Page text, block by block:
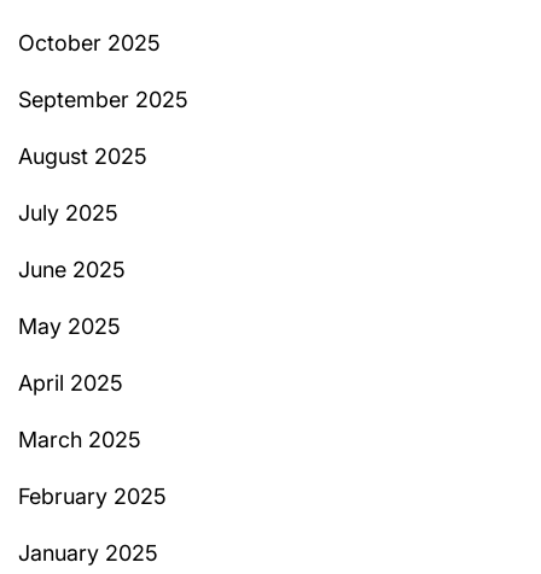
October 2025
September 2025
August 2025
July 2025
June 2025
May 2025
April 2025
March 2025
February 2025
January 2025